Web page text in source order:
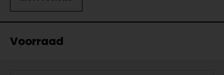
Voorraad